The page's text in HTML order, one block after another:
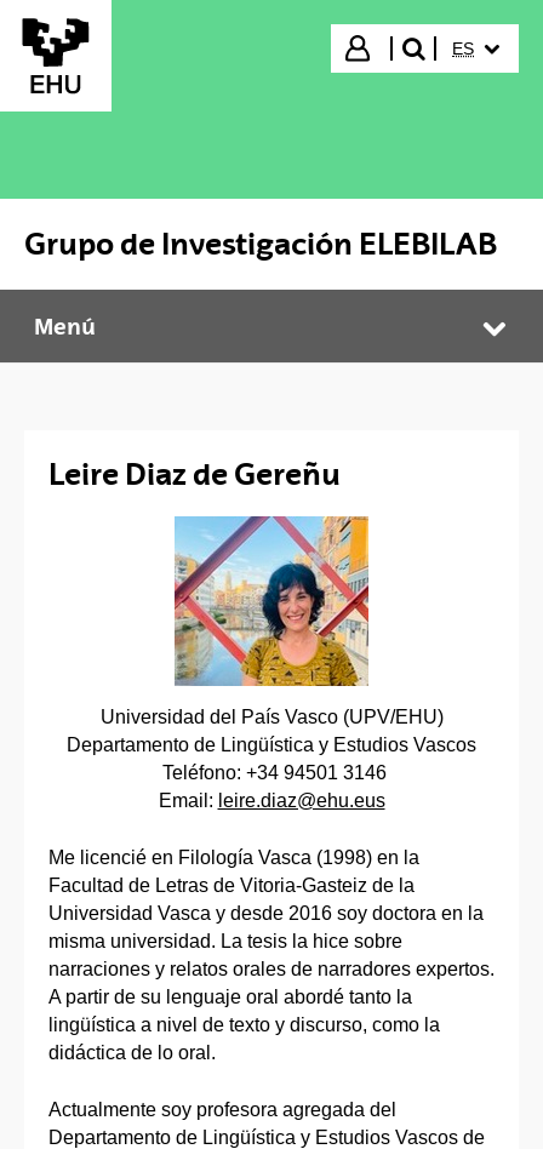
Saltar al contenido principal
Iniciar sesión
buscar"
ES
Grupo de Investigación ELEBILAB
Grupo de Investigación ELEBILAB
Menú
Leire Diaz de Gereñu
Universidad del País Vasco (UPV/EHU)
Departamento de Lingüística y Estudios Vascos
Teléfono: +34 94501 3146
Email: leire.diaz@ehu.eus
Me licencié en Filología Vasca (1998) en la
Facultad de Letras de Vitoria-Gasteiz de la
Universidad Vasca y desde 2016 soy doctora en la
misma universidad. La tesis la hice sobre
narraciones y relatos orales de narradores expertos.
A partir de su lenguaje oral abordé tanto la
lingüística a nivel de texto y discurso, como la
didáctica de lo oral.
Actualmente soy profesora agregada del
Departamento de Lingüística y Estudios Vascos de